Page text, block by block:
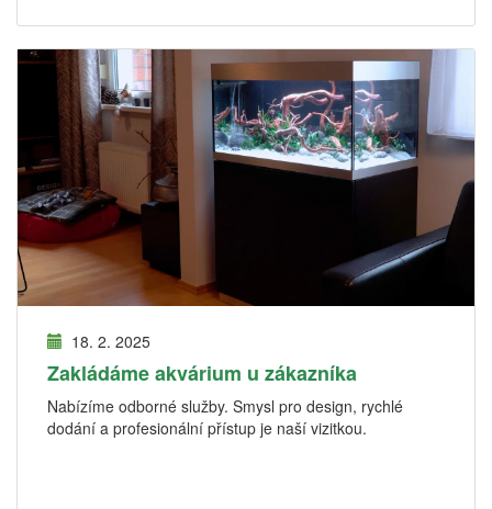
18. 2. 2025
Zakládáme akvárium u zákazníka
Nabízíme odborné služby. Smysl pro design, rychlé
dodání a profesionální přístup je naší vizitkou.